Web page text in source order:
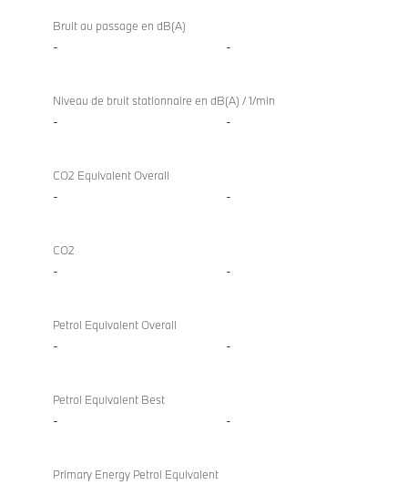
Bruit au passage en dB(A)
- -
Niveau de bruit stationnaire en dB(A) / 1/min
- -
CO2 Equivalent Overall
- -
CO2
- -
Petrol Equivalent Overall
- -
Petrol Equivalent Best
- -
Primary Energy Petrol Equivalent